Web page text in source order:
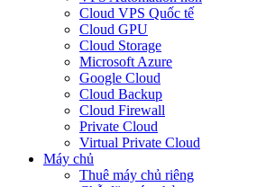
Cloud VPS Quốc tế
Cloud GPU
Cloud Storage
Microsoft Azure
Google Cloud
Cloud Backup
Cloud Firewall
Private Cloud
Virtual Private Cloud
Máy chủ
Thuê máy chủ riêng